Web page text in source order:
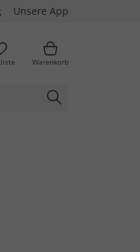
Unsere App
Warenkorb